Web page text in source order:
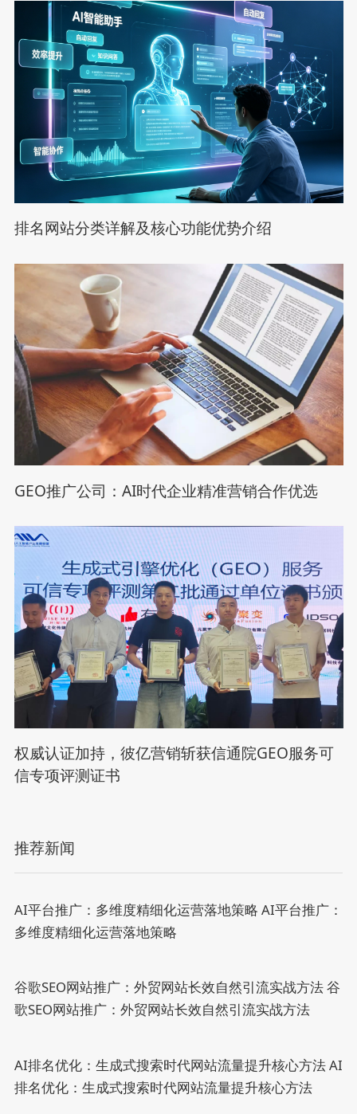
排名网站分类详解及核心功能优势介绍
GEO推广公司：AI时代企业精准营销合作优选
权威认证加持，彼亿营销斩获信通院GEO服务可
信专项评测证书
推荐新闻
AI平台推广：多维度精细化运营落地策略 AI平台推广：
多维度精细化运营落地策略
谷歌SEO网站推广：外贸网站长效自然引流实战方法谷
歌SEO网站推广：外贸网站长效自然引流实战方法
AI排名优化：生成式搜索时代网站流量提升核心方法AI
排名优化：生成式搜索时代网站流量提升核心方法